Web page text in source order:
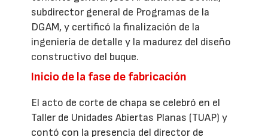
subdirector general de Programas de la
DGAM, y certificó la finalización de la
ingeniería de detalle y la madurez del diseño
constructivo del buque.
Inicio de la fase de fabricación
El acto de corte de chapa se celebró en el
Taller de Unidades Abiertas Planas (TUAP) y
contó con la presencia del director de